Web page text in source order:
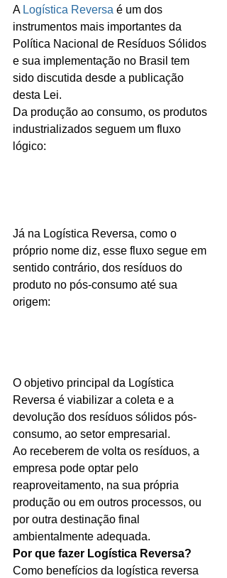
A Logística Reversa é um dos
instrumentos mais importantes da
Política Nacional de Resíduos Sólidos
e sua implementação no Brasil tem
sido discutida desde a publicação
desta Lei.
Da produção ao consumo, os produtos
industrializados seguem um fluxo
lógico:
Já na Logística Reversa, como o
próprio nome diz, esse fluxo segue em
sentido contrário, dos resíduos do
produto no pós-consumo até sua
origem:
O objetivo principal da Logística
Reversa é viabilizar a coleta e a
devolução dos resíduos sólidos pós-
consumo, ao setor empresarial.
Ao receberem de volta os resíduos, a
empresa pode optar pelo
reaproveitamento, na sua própria
produção ou em outros processos, ou
por outra destinação final
ambientalmente adequada.
Por que fazer Logística Reversa?
Como benefícios da logística reversa